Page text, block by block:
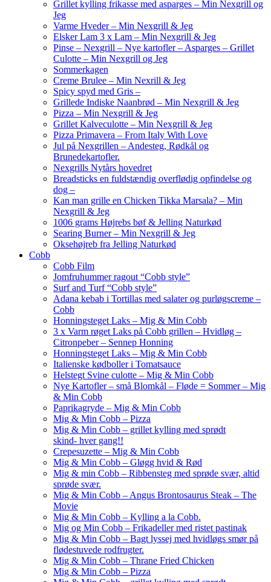
Grillet kylling frikasse med asparges – Min Nexgrill og
Jeg
Varme Hveder – Min Nexgrill & Jeg
Elsker Lam 3 x Lam – Min Nexgrill & Jeg
Pinse – Nexgrill – Nye kartofler – Asparges – Grillet
Culotte – Min Nexgrill og Jeg
Sommerkagen
Creme Brulee – Min Nexrill & Jeg
Spicy spyd med Gris –
Grillede Indiske Naanbrød – Min Nexgrill & Jeg
Pizza – Min Nexgrill & Jeg
Grillet Kalveculotte – Min Nexgrill & Jeg
Pizza Primavera – From Italy With Love
Jul på Nexgrillen – Andesteg, Rødkål og
Brunedekartofler.
Nexgrills Nytårs hovedret
Breadsticks en fuldstændig overflødig opfindelse og
dog –
Kan man grille en Chicken Tikka Marsala? – Min
Nexgrill & Jeg
1006 grams Højrebs bøf & Jelling Naturkød
Searing Burner – Min Nexgrill & Jeg
Oksehøjreb fra Jelling Naturkød
Cobb
Cobb Film
Jomfruhummer ragout “Cobb style”
Surf and Turf “Cobb style”
Adana kebab i Tortillas med salater og purløgscreme –
Cobb
Honningsteget Laks – Mig & Min Cobb
3 x Varm røget Laks på Cobb grillen – Hvidløg –
Citronpeber – Sennep Honning
Honningsteget Laks – Mig & Min Cobb
Italienske kødboller i Tomatsauce
Helstegt Svine culotte – Mig & Min Cobb
Nye Kartofler – små Blomkål – Fløde = Sommer – Mig
& Min Cobb
Paprikagryde – Mig & Min Cobb
Mig & Min Cobb – Pizza
Mig & Min Cobb – grillet kylling med sprødt
skind- hver gang!!
Crepesuzette – Mig & Min Cobb
Mig & Min Cobb – Gløgg hvid & Rød
Mig & min Cobb – Ribbensteg med sprøde svær, altid
sprøde svær.
Mig & Min Cobb – Angus Brontosaurus Steak – The
Movie
Mig & Min Cobb – Kylling a la Cobb.
Mig og Min Cobb – Frikadeller med ristet pastinak
Mig & Min Cobb – Bagt lyssej med hvidløgs smør på
flødestuvede rodfrugter.
Mig & Min Cobb – Thrane Fried Chicken
Mig & Min Cobb – Pizza